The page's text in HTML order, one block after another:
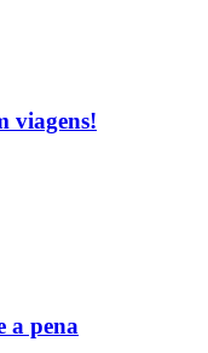
viagens!
a pena